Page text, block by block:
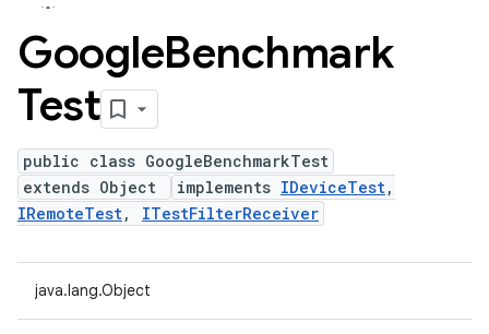
GoogleBenchmark
Test
public class GoogleBenchmarkTest
extends Object
implements IDeviceTest,
IRemoteTest, ITestFilterReceiver
java.lang.Object